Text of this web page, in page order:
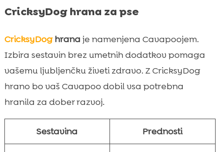
CricksyDog hrana za pse
CricksyDoghrana je namenjena Cavapoojem.
Izbira sestavin brez umetnih dodatkov pomaga
vašemu ljubljenčku živeti zdravo. Z CricksyDog
hrano bo vaš Cavapoo dobil vsa potrebna
hranila za dober razvoj.
Sestavina Prednosti